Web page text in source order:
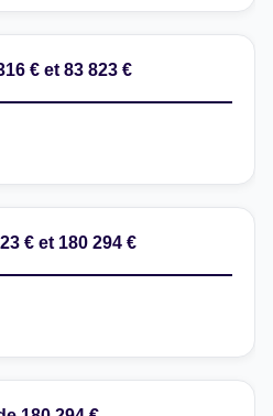
€ et 83 823 €
€ et 180 294 €